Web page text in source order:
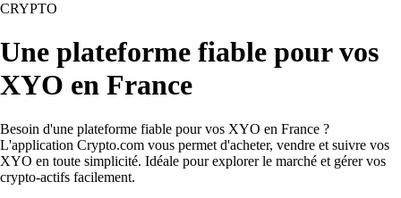
CRYPTO
Une plateforme fiable pour vos
XYO en France
Besoin d'une plateforme fiable pour vos XYO en France ?
L'application Crypto.com vous permet d'acheter, vendre et suivre vos
XYO en toute simplicité. Idéale pour explorer le marché et gérer vos
crypto-actifs facilement.